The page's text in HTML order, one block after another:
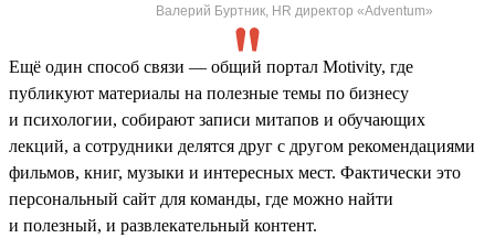
Валерий Буртник, HR директор «Adventum»
Ещё один способ связи — общий портал Motivity, где
публикуют материалы на полезные темы по бизнесу
и психологии, собирают записи митапов и обучающих
лекций, а сотрудники делятся друг с другом рекомендациями
фильмов, книг, музыки и интересных мест. Фактически это
персональный сайт для команды, где можно найти
и полезный, и развлекательный контент.